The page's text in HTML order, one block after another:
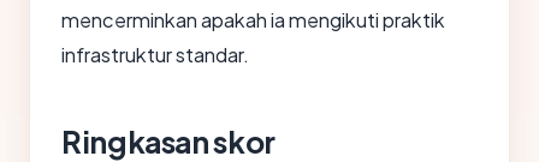
mencerminkan apakah ia mengikuti praktik
infrastruktur standar.
Ringkasan skor